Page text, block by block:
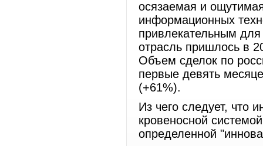
осязаемая и
информационных
привлекательным
отрасль пришлось в
Объем сделок по
первые девять
(+61%).
Из чего следует, что
кровеносной
определенной